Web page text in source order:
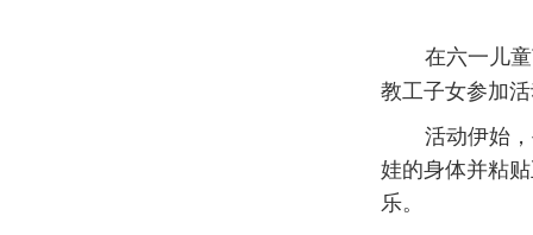
在六一儿
教工子女参加
活动伊始
娃的身体并粘
乐。